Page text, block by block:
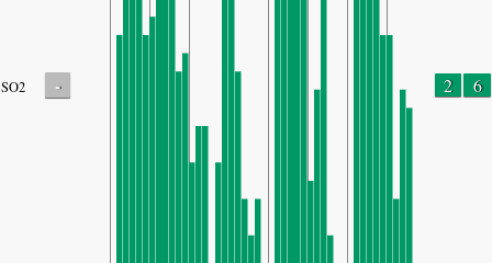
SO2 - 2 6